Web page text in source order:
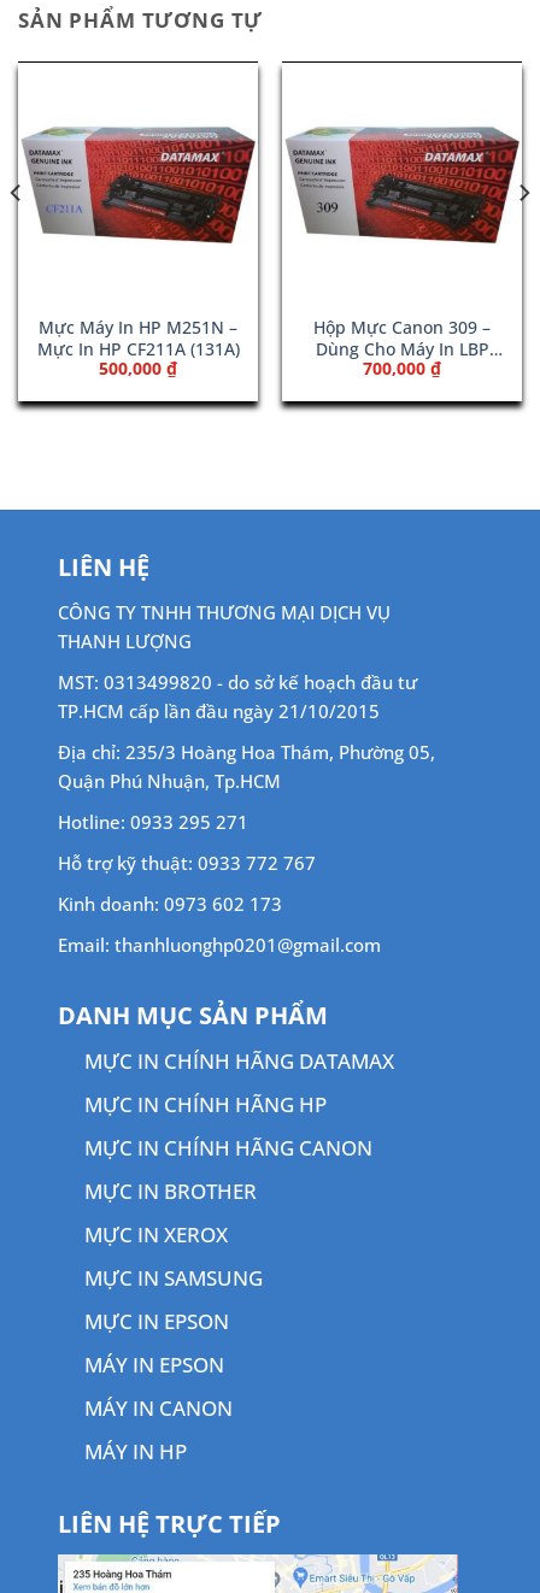
SẢN PHẨM TƯƠNG TỰ
Mực Máy In HP M251N –
Mực In HP CF211A (131A)
500,000 ₫
Hộp Mực Canon 309 –
Dùng Cho Máy In LBP
3970
700,000 ₫
LIÊN HỆ
CÔNG TY TNHH THƯƠNG MẠI DỊCH VỤ
THANH LƯỢNG
MST: 0313499820 - do sở kế hoạch đầu tư
TP.HCM cấp lần đầu ngày 21/10/2015
Địa chỉ: 235/3 Hoàng Hoa Thám, Phường 05,
Quận Phú Nhuận, Tp.HCM
Hotline: 0933 295 271
Hỗ trợ kỹ thuật: 0933 772 767
Kinh doanh: 0973 602 173
Email: thanhluonghp0201@gmail.com
DANH MỤC SẢN PHẨM
MỰC IN CHÍNH HÃNG DATAMAX
MỰC IN CHÍNH HÃNG HP
MỰC IN CHÍNH HÃNG CANON
MỰC IN BROTHER
MỰC IN XEROX
MỰC IN SAMSUNG
MỰC IN EPSON
MÁY IN EPSON
MÁY IN CANON
MÁY IN HP
LIÊN HỆ TRỰC TIẾP